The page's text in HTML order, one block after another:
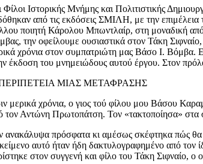
Φίλοι Ιστορικής Μνήμης και Πολιτιστικής
από τις εκδόσεις ΣΜΙΛΗ, με την
ποιητή Κάρολου Μπωντλαίρ, στη μοναδική
την οφείλουμε ουσιαστικά στον Τάκη
χρόνια στον συμπατριώτη μας Βάσο Ι. Βόμβα.
έκδοση του μνημειώδους αυτού έργου. Στον
ΜΙΑΣ ΜΕΤΑΦΡΑΣΗΣ
μερικά χρόνια, ο γιος τού φίλου μου Βάσου
τον Αντώνη Πρωτοπάτση. Τον «τακτοποίησα» στα
ανακάλυψα πρόσφατα κι αμέσως σκέφτηκα πώς θα
αυτό ήταν ήδη δακτυλογραφημένο από τον
στον συγγενή και φίλο του Τάκη Σιφναίο,